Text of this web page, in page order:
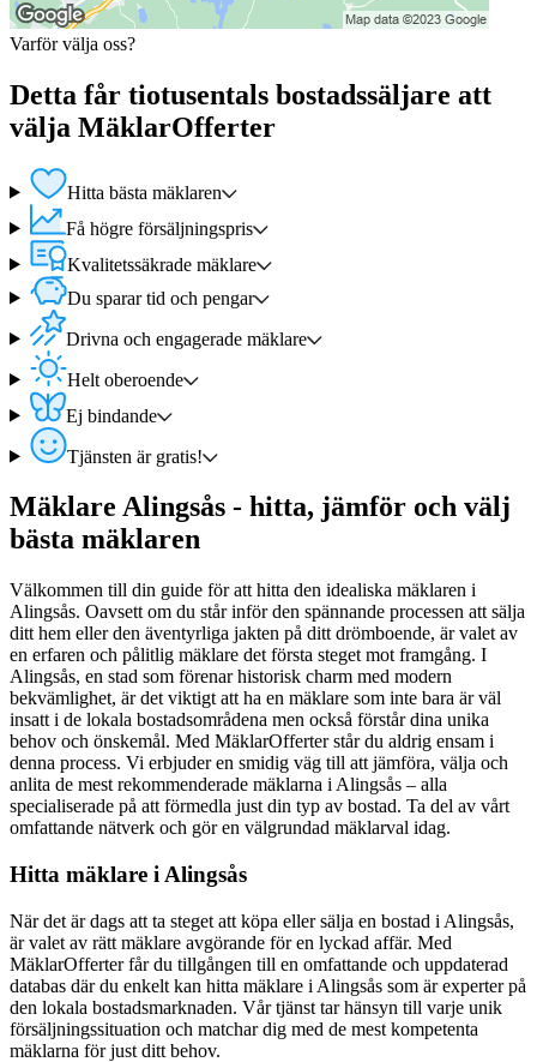
Varför välja oss?
Detta får tiotusentals bostadssäljare att
välja MäklarOfferter
Hitta bästa mäklaren
Få högre försäljningspris
Kvalitetssäkrade mäklare
Du sparar tid och pengar
Drivna och engagerade mäklare
Helt oberoende
Ej bindande
Tjänsten är gratis!
Mäklare Alingsås - hitta, jämför och välj
bästa mäklaren
Välkommen till din guide för att hitta den idealiska mäklaren i
Alingsås. Oavsett om du står inför den spännande processen att sälja
ditt hem eller den äventyrliga jakten på ditt drömboende, är valet av
en erfaren och pålitlig mäklare det första steget mot framgång. I
Alingsås, en stad som förenar historisk charm med modern
bekvämlighet, är det viktigt att ha en mäklare som inte bara är väl
insatt i de lokala bostadsområdena men också förstår dina unika
behov och önskemål. Med MäklarOfferter står du aldrig ensam i
denna process. Vi erbjuder en smidig väg till att jämföra, välja och
anlita de mest rekommenderade mäklarna i Alingsås – alla
specialiserade på att förmedla just din typ av bostad. Ta del av vårt
omfattande nätverk och gör en välgrundad mäklarval idag.
Hitta mäklare i Alingsås
När det är dags att ta steget att köpa eller sälja en bostad i Alingsås,
är valet av rätt mäklare avgörande för en lyckad affär. Med
MäklarOfferter får du tillgången till en omfattande och uppdaterad
databas där du enkelt kan hitta mäklare i Alingsås som är experter på
den lokala bostadsmarknaden. Vår tjänst tar hänsyn till varje unik
försäljningssituation och matchar dig med de mest kompetenta
mäklarna för just ditt behov.